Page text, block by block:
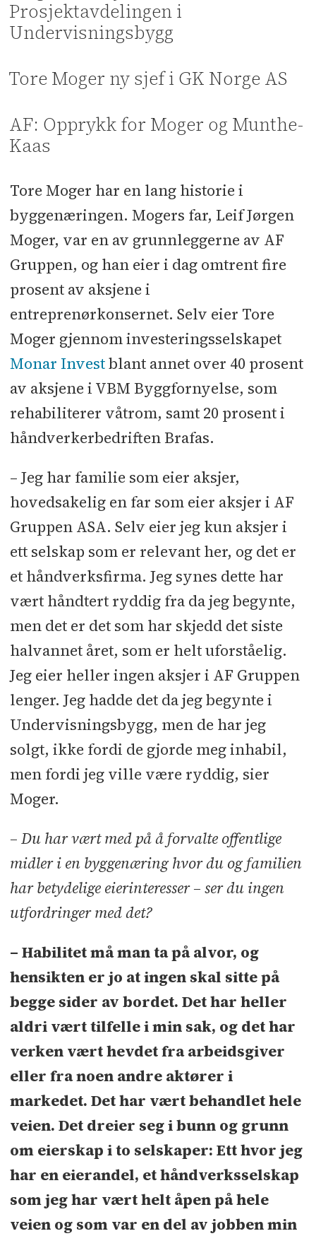
Prosjektavdelingen i
Undervisningsbygg
Tore Moger ny sjef i GK Norge AS
AF: Opprykk for Moger og Munthe-
Kaas
Tore Moger har en lang historie i
byggenæringen. Mogers far, Leif Jørgen
Moger, var en av grunnleggerne av AF
Gruppen, og han eier i dag omtrent fire
prosent av aksjene i
entreprenørkonsernet. Selv eier Tore
Moger gjennom investeringsselskapet
Monar Investblant annet over 40 prosent
av aksjene i VBM Byggfornyelse, som
rehabiliterer våtrom, samt 20 prosent i
håndverkerbedriften Brafas.
– Jeg har familie som eier aksjer,
hovedsakelig en far som eier aksjer i AF
Gruppen ASA. Selv eier jeg kun aksjer i
ett selskap som er relevant her, og det er
et håndverksfirma. Jeg synes dette har
vært håndtert ryddig fra da jeg begynte,
men det er det som har skjedd det siste
halvannet året, som er helt uforståelig.
Jeg eier heller ingen aksjer i AF Gruppen
lenger. Jeg hadde det da jeg begynte i
Undervisningsbygg, men de har jeg
solgt, ikke fordi de gjorde meg inhabil,
men fordi jeg ville være ryddig, sier
Moger.
– Du har vært med på å forvalte offentlige
midler i en byggenæring hvor du og familien
har betydelige eierinteresser – ser du ingen
utfordringer med det?
– Habilitet må man ta på alvor, og
hensikten er jo at ingen skal sitte på
begge sider av bordet. Det har heller
aldri vært tilfelle i min sak, og det har
verken vært hevdet fra arbeidsgiver
eller fra noen andre aktører i
markedet. Det har vært behandlet hele
veien. Det dreier seg i bunn og grunn
om eierskap i to selskaper: Ett hvor jeg
har en eierandel, et håndverksselskap
som jeg har vært helt åpen på hele
veien og som var en del av jobben min